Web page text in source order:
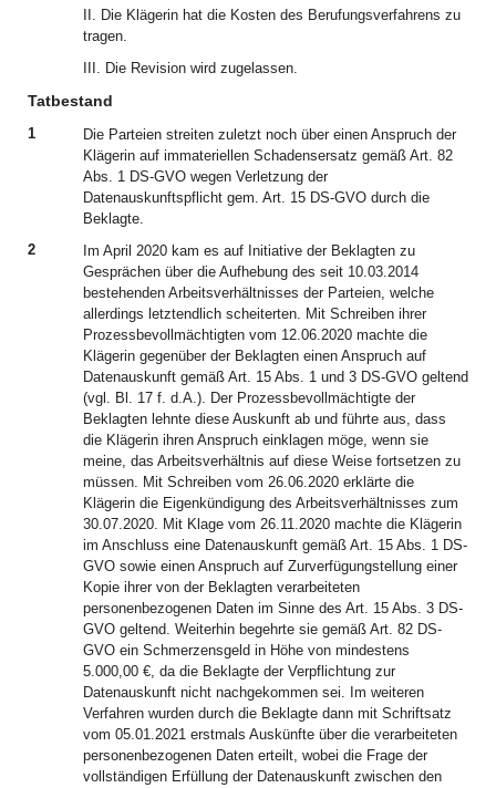
II. Die Klägerin hat die Kosten des Berufungsverfahrens zu
tragen.
III. Die Revision wird zugelassen.
Tatbestand
1
Die Parteien streiten zuletzt noch über einen Anspruch der
Klägerin auf immateriellen Schadensersatz gemäß Art. 82
Abs. 1 DS-GVO wegen Verletzung der
Datenauskunftspflicht gem. Art. 15 DS-GVO durch die
Beklagte.
2
Im April 2020 kam es auf Initiative der Beklagten zu
Gesprächen über die Aufhebung des seit 10.03.2014
bestehenden Arbeitsverhältnisses der Parteien, welche
allerdings letztendlich scheiterten. Mit Schreiben ihrer
Prozessbevollmächtigten vom 12.06.2020 machte die
Klägerin gegenüber der Beklagten einen Anspruch auf
Datenauskunft gemäß Art. 15 Abs. 1 und 3 DS-GVO geltend
(vgl. Bl. 17 f. d.A.). Der Prozessbevollmächtigte der
Beklagten lehnte diese Auskunft ab und führte aus, dass
die Klägerin ihren Anspruch einklagen möge, wenn sie
meine, das Arbeitsverhältnis auf diese Weise fortsetzen zu
müssen. Mit Schreiben vom 26.06.2020 erklärte die
Klägerin die Eigenkündigung des Arbeitsverhältnisses zum
30.07.2020. Mit Klage vom 26.11.2020 machte die Klägerin
im Anschluss eine Datenauskunft gemäß Art. 15 Abs. 1 DS-
GVO sowie einen Anspruch auf Zurverfügungstellung einer
Kopie ihrer von der Beklagten verarbeiteten
personenbezogenen Daten im Sinne des Art. 15 Abs. 3 DS-
GVO geltend. Weiterhin begehrte sie gemäß Art. 82 DS-
GVO ein Schmerzensgeld in Höhe von mindestens
5.000,00 €, da die Beklagte der Verpflichtung zur
Datenauskunft nicht nachgekommen sei. Im weiteren
Verfahren wurden durch die Beklagte dann mit Schriftsatz
vom 05.01.2021 erstmals Auskünfte über die verarbeiteten
personenbezogenen Daten erteilt, wobei die Frage der
vollständigen Erfüllung der Datenauskunft zwischen den